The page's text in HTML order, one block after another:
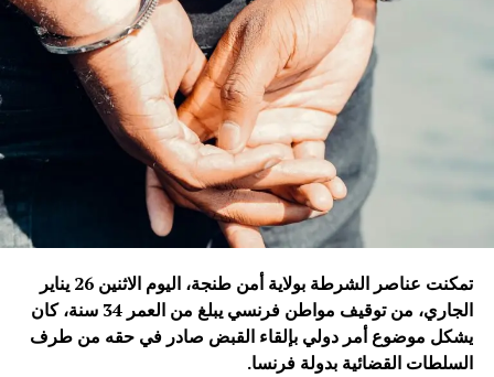
تمكنت عناصر الشرطة بولاية أمن طنجة، اليوم الاثنين 26 يناير
الجاري، من توقيف مواطن فرنسي يبلغ من العمر 34 سنة، كان
يشكل موضوع أمر دولي بإلقاء القبض صادر في حقه من طرف
السلطات القضائية بدولة فرنسا.